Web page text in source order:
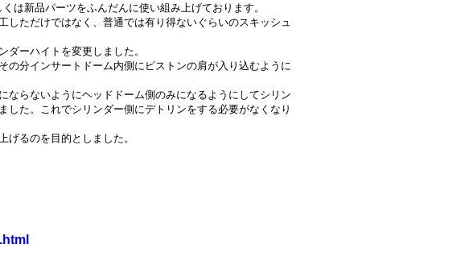
は新品パーツをふんだんに使い組み上げております。
ただけではなく、普通では有り得ないぐらいのスキッシュ
ダーハイトを変更しました。
の分インサートドーム内側にピストンの肩が入り込むように
ならないようにヘッドドーム側のみになるようにしてシリン
た。これでシリンダー側にデトリンをする必要がなくなり
げるのを目的としました。